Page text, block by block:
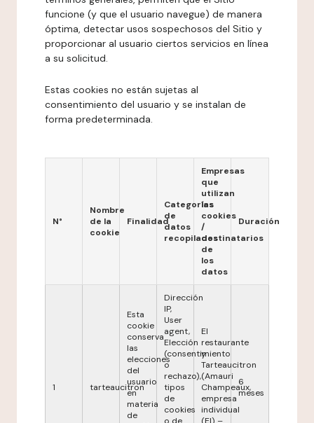
funcione (y que el usuario navegue) de manera
óptima, detectar usos sospechosos del Sitio y
proporcionar al usuario ciertos servicios en línea
a su solicitud.
Estas cookies no están sujetas al
consentimiento del usuario y se instalan de
forma predeterminada.
N°
Nombre
de la
cookie
Finalidad
Categorías
de
datos
recopilados
Empresas
que
utilizan
las
cookies
/
destinatarios
de
los
datos
Duración
1 tarteaucitron
Esta
cookie
conserva
las
elecciones
del
usuario
en
materia
de
Dirección
IP,
User
agent,
Elección
(consentimiento
o
rechazo),
tipos
de
cookies
El
restaurante
y
Tarteaucitron
(Amauri
Champeaux,
empresa
individual
6
meses